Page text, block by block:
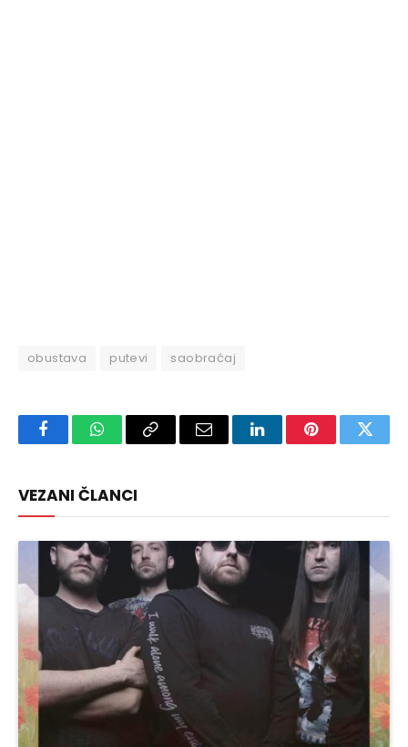
obustava putevi saobraćaj
FacebookWhatsAppCopy
Email LinkedInPinterest
VEZANI ČLANCI